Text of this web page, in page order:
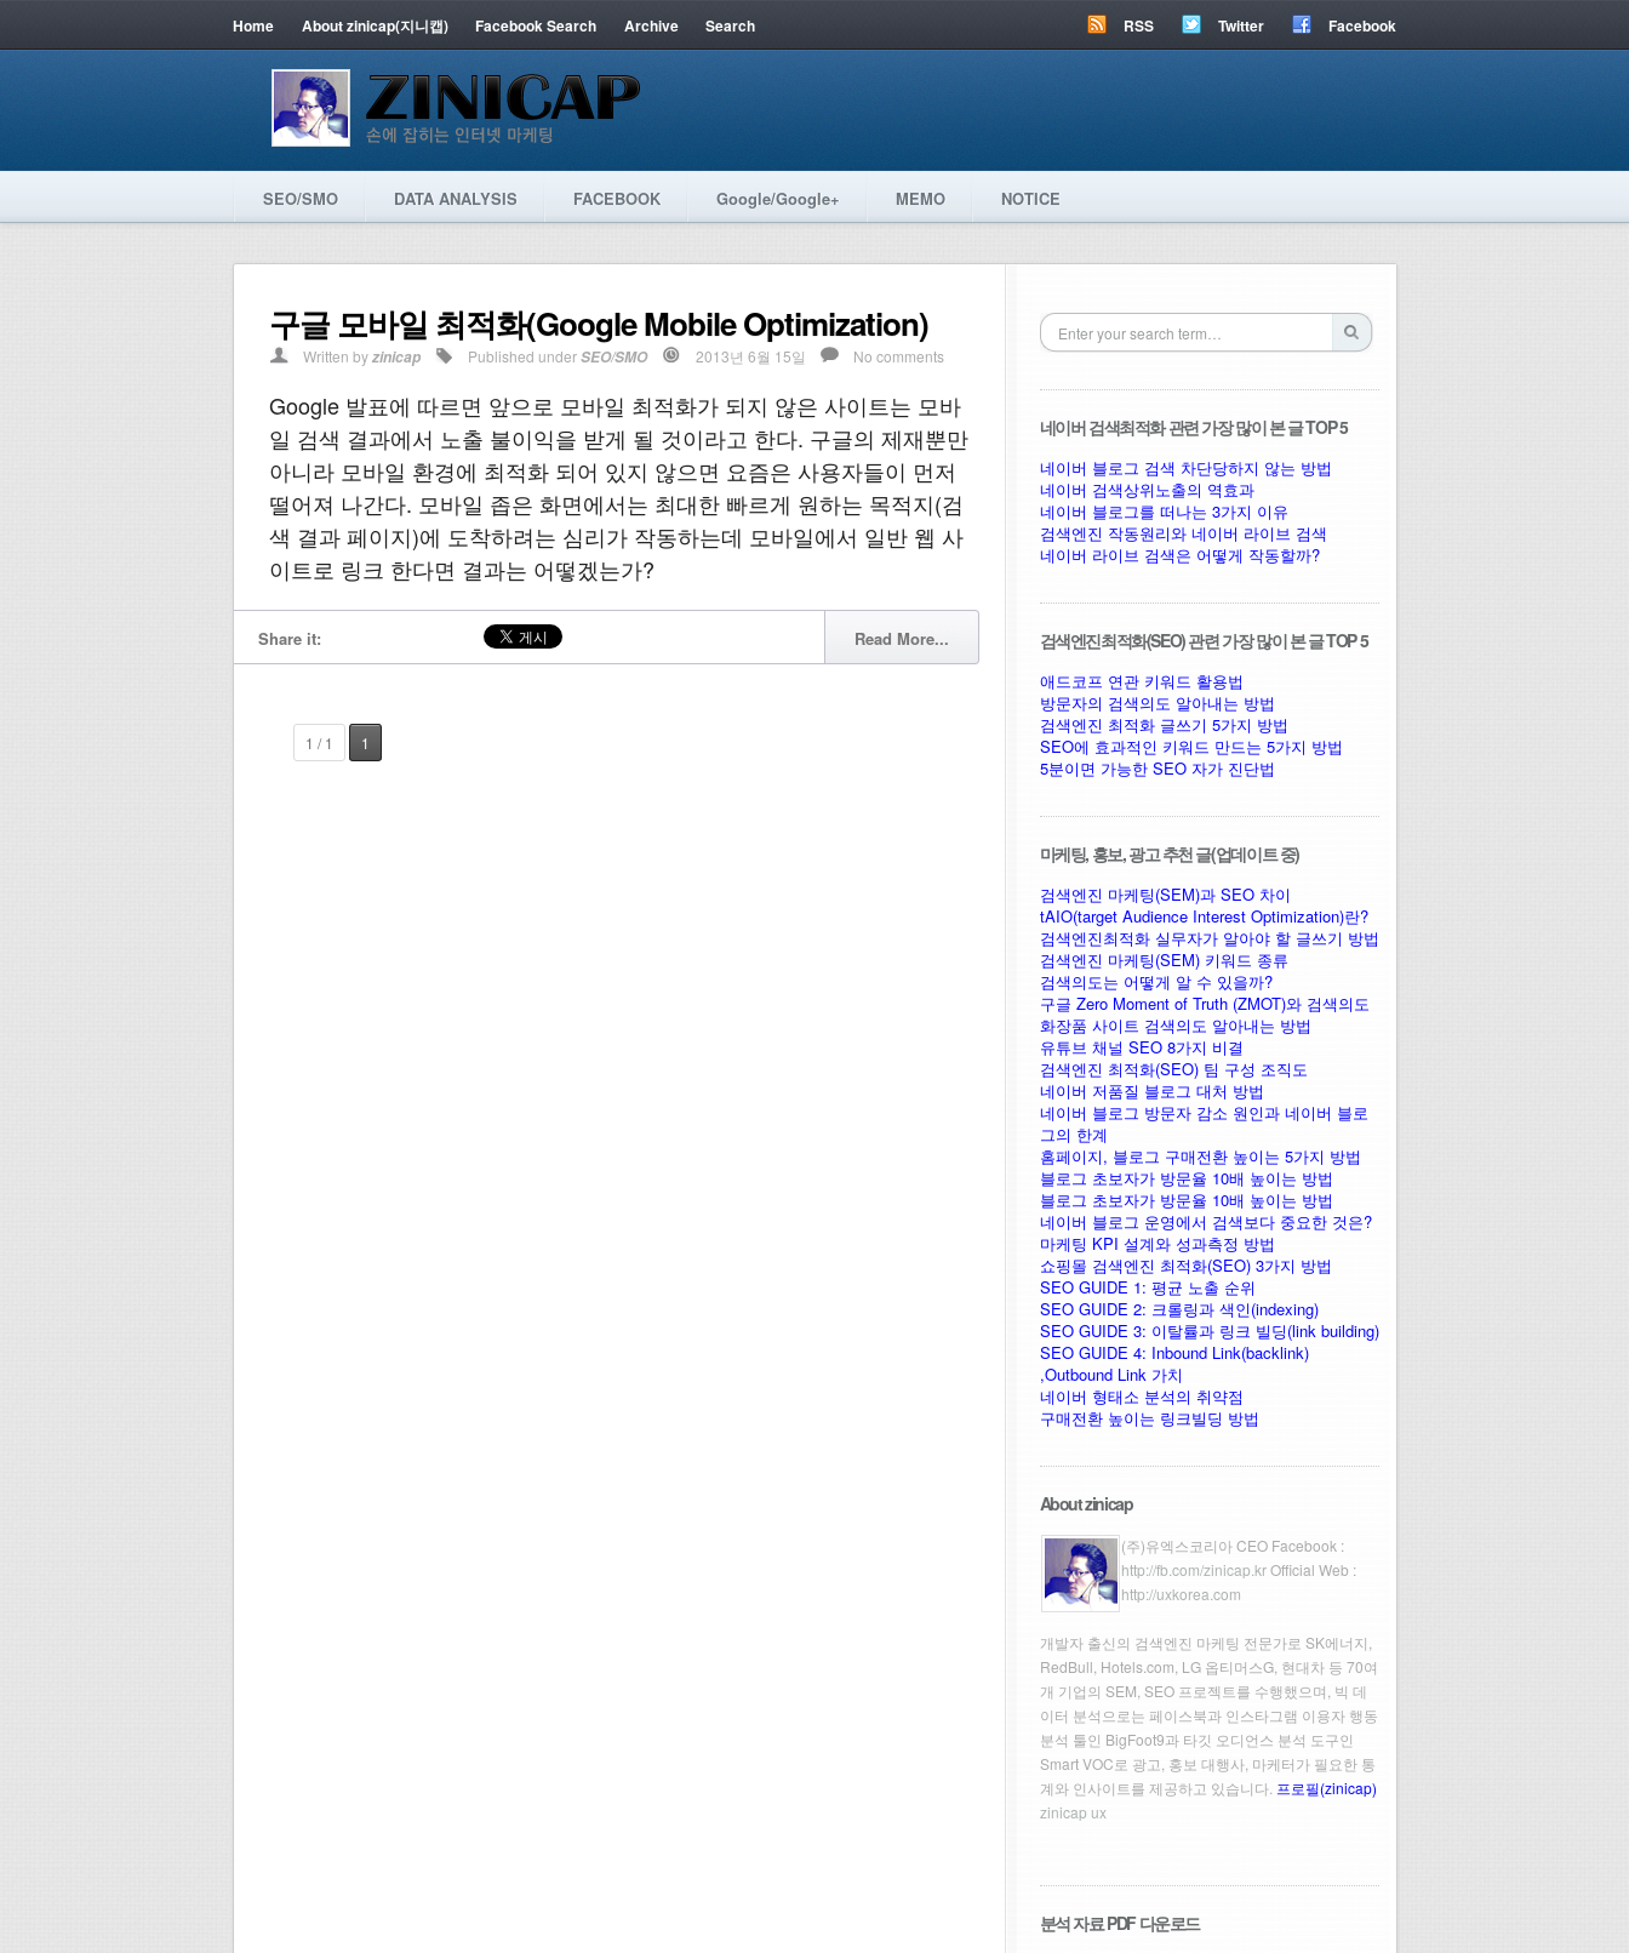
Home About zinicap(지니캡) Facebook Search Archive Search RSS Twitter Facebook
SEO/SMO DATA ANALYSIS FACEBOOK Google/Google+ MEMO NOTICE
구글 모바일 최적화(Google Mobile Optimization)
Written byzinicap Published underSEO/SMO 2013년 6월 15일 No comments
Google 발표에 따르면 앞으로 모바일 최적화가 되지 않은 사이트는 모바
일 검색 결과에서 노출 불이익을 받게 될 것이라고 한다. 구글의 제재뿐만
아니라 모바일 환경에 최적화 되어 있지 않으면 요즘은 사용자들이 먼저
떨어져 나간다. 모바일 좁은 화면에서는 최대한 빠르게 원하는 목적지(검
색 결과 페이지)에 도착하려는 심리가 작동하는데 모바일에서 일반 웹 사
이트로 링크 한다면 결과는 어떻겠는가?
Share it: Read More...
1 / 1 1
네이버 검색최적화 관련 가장 많이 본 글 TOP 5
네이버 블로그 검색 차단당하지 않는 방법
네이버 검색상위노출의 역효과
네이버 블로그를 떠나는 3가지 이유
검색엔진 작동원리와 네이버 라이브 검색
네이버 라이브 검색은 어떻게 작동할까?
검색엔진최적화(SEO) 관련 가장 많이 본 글 TOP 5
애드코프 연관 키워드 활용법
방문자의 검색의도 알아내는 방법
검색엔진 최적화 글쓰기 5가지 방법
SEO에 효과적인 키워드 만드는 5가지 방법
5분이면 가능한 SEO 자가 진단법
마케팅, 홍보, 광고 추천 글(업데이트 중)
검색엔진 마케팅(SEM)과 SEO 차이
tAIO(target Audience Interest Optimization)란?
검색엔진최적화 실무자가 알아야 할 글쓰기 방법
검색엔진 마케팅(SEM) 키워드 종류
검색의도는 어떻게 알 수 있을까?
구글 Zero Moment of Truth (ZMOT)와 검색의도
화장품 사이트 검색의도 알아내는 방법
유튜브 채널 SEO 8가지 비결
검색엔진 최적화(SEO) 팀 구성 조직도
네이버 저품질 블로그 대처 방법
네이버 블로그 방문자 감소 원인과 네이버 블로
그의 한계
홈페이지, 블로그 구매전환 높이는 5가지 방법
블로그 초보자가 방문율 10배 높이는 방법
블로그 초보자가 방문율 10배 높이는 방법
네이버 블로그 운영에서 검색보다 중요한 것은?
마케팅 KPI 설계와 성과측정 방법
쇼핑몰 검색엔진 최적화(SEO) 3가지 방법
SEO GUIDE 1: 평균 노출 순위
SEO GUIDE 2: 크롤링과 색인(indexing)
SEO GUIDE 3: 이탈률과 링크 빌딩(link building)
SEO GUIDE 4: Inbound Link(backlink)
,Outbound Link 가치
네이버 형태소 분석의 취약점
구매전환 높이는 링크빌딩 방법
About zinicap
(주)유엑스코리아 CEO Facebook :
http://fb.com/zinicap.krOfficial Web :
http://uxkorea.com
개발자 출신의 검색엔진 마케팅 전문가로 SK에너지,
RedBull, Hotels.com, LG 옵티머스G, 현대차 등 70여
개 기업의 SEM, SEO 프로젝트를 수행했으며, 빅 데
이터 분석으로는 페이스북과 인스타그램 이용자 행동
분석 툴인 BigFoot9과 타깃 오디언스 분석 도구인
Smart VOC로 광고, 홍보 대행사, 마케터가 필요한 통
계와 인사이트를 제공하고 있습니다. 프로필(zinicap)
zinicap ux
분석 자료 PDF 다운로드